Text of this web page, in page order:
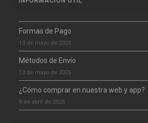
Formas de Pago
13 de mayo de 2025
Métodos de Envío
13 de mayo de 2025
¿Cómo comprar en nuestra web y app?
8 de abril de 2025